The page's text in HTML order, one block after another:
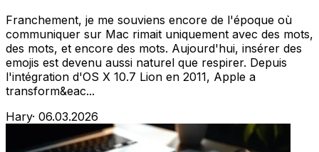
Franchement, je me souviens encore de l'époque où
communiquer sur Mac rimait uniquement avec des mots,
des mots, et encore des mots. Aujourd'hui, insérer des
emojis est devenu aussi naturel que respirer. Depuis
l'intégration d'OS X 10.7 Lion en 2011, Apple a
transform&eac...
Hary· 06.03.2026